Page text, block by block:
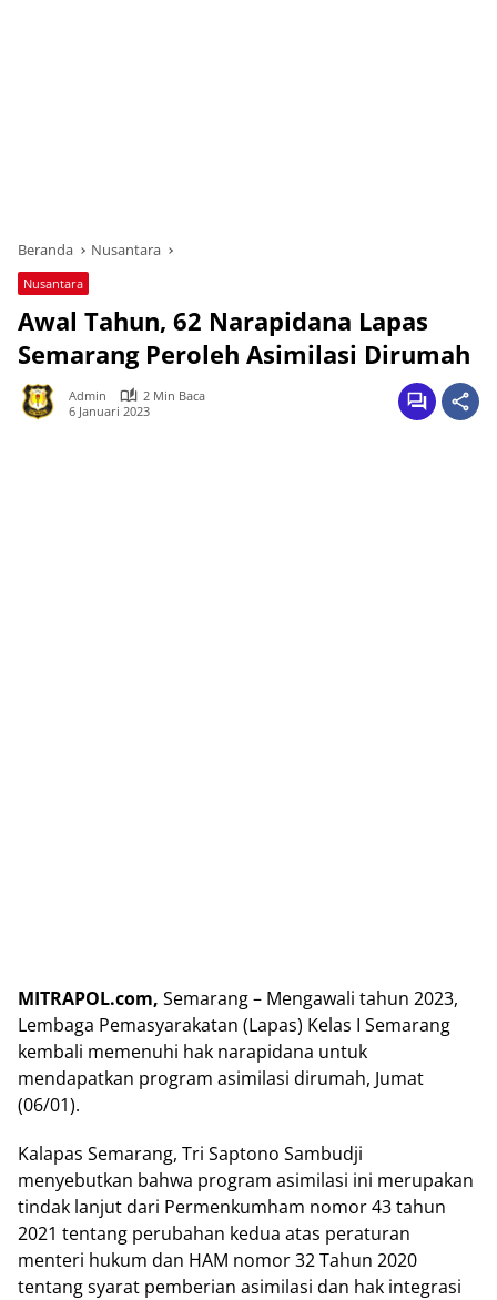
Beranda Nusantara
Nusantara
Awal Tahun, 62 Narapidana Lapas
Semarang Peroleh Asimilasi Dirumah
Admin
2 Min Baca
6 Januari 2023
MITRAPOL.com, Semarang – Mengawali tahun 2023,
Lembaga Pemasyarakatan (Lapas) Kelas I Semarang
kembali memenuhi hak narapidana untuk
mendapatkan program asimilasi dirumah, Jumat
(06/01).
Kalapas Semarang, Tri Saptono Sambudji
menyebutkan bahwa program asimilasi ini merupakan
tindak lanjut dari Permenkumham nomor 43 tahun
2021 tentang perubahan kedua atas peraturan
menteri hukum dan HAM nomor 32 Tahun 2020
tentang syarat pemberian asimilasi dan hak integrasi